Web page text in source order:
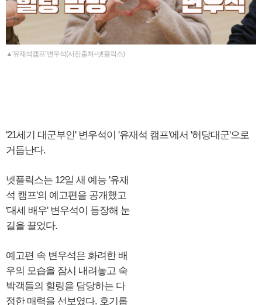
▲'유재석캠프' 변우석(사진출처=넷플릭스)
'21세기 대군부인' 변우석이 '유재석 캠프'에서 '허당대군'으로
거듭난다.
넷플릭스는 12일 새 예능 '유재
석 캠프'의 예고편을 공개했고
'대세 배우' 변우석이 등장해 눈
길을 끌었다.
예고편 속 변우석은 화려한 배
우의 모습을 잠시 내려놓고 숙
박객들의 힐링을 담당하는 다
정한 매력을 선보였다. 호기롭